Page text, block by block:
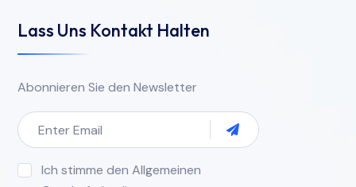
Lass Uns Kontakt Halten
Abonnieren Sie den Newsletter
Ich stimme den Allgemeinen